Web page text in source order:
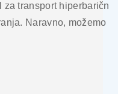
transport
Naravno, možemo